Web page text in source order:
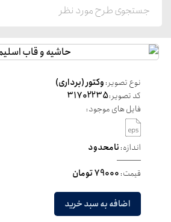
نوع تصویر:وکتور (برداری)
کد تصویر:31702235
فایل های موجود:
اندازه:نامحدود
قیمت:79000 تومان
اضافه به سبد خرید